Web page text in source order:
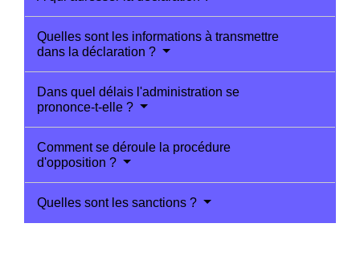
Quelles sont les informations à transmettre
dans la déclaration ?
Dans quel délais l'administration se
prononce-t-elle ?
Comment se déroule la procédure
d'opposition ?
Quelles sont les sanctions ?